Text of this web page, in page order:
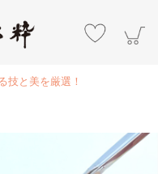
技と美を厳選！